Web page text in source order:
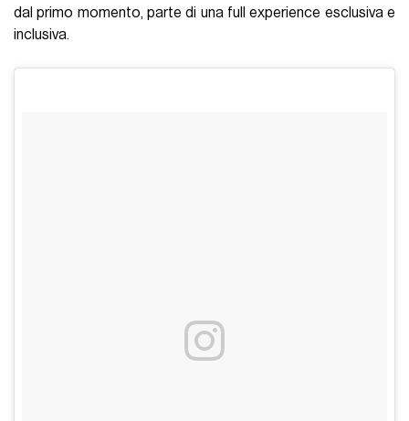
dal primo momento, parte di una full experience esclusiva e
inclusiva.